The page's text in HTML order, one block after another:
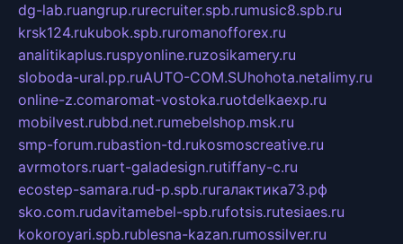
dg-lab.ruangrup.rurecruiter.spb.rumusic8.spb.ru
krsk124.rukubok.spb.ruromanofforex.ru
analitikaplus.ruspyonline.ruzosikamery.ru
sloboda-ural.pp.ruAUTO-COM.SUhohota.netalimy.ru
online-z.comaromat-vostoka.ruotdelkaexp.ru
mobilvest.rubbd.net.rumebelshop.msk.ru
smp-forum.rubastion-td.rukosmoscreative.ru
avrmotors.ruart-galadesign.rutiffany-c.ru
ecostep-samara.rud-p.spb.ruгалактика73.рф
sko.com.rudavitamebel-spb.rufotsis.rutesiaes.ru
kokoroyari.spb.rublesna-kazan.rumossilver.ru